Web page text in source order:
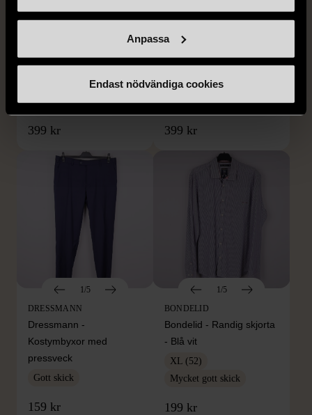
Anpassa
Endast nödvändiga cookies
By TeeShoppen 2-delar
mörkblå kostym
XXL (54) Nytt skick
399 kr
Hilditch & Key linneskjorta
med bröstficka
Mycket gott skick
399 kr
1/5
DRESSMANN
Dressmann -
Kostymbyxor med
pressveck
Gott skick
159 kr
1/5
BONDELID
Bondelid - Randig skjorta
- Blå vit
XL (52)
Mycket gott skick
199 kr